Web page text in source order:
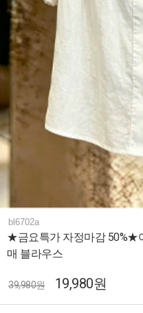
bl6702a
★금요특가 자정마감 50%★
매 블라우스
39,980원 19,980원